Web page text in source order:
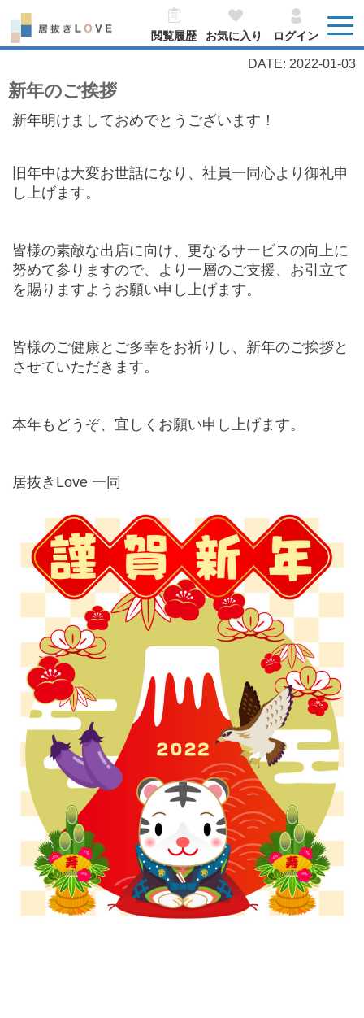
閲覧履歴 お気に入り ログイン
DATE: 2022-01-03
新年のご挨拶
新年明けましておめでとうございます！
旧年中は大変お世話になり、社員一同心より御礼申
し上げます。
皆様の素敵な出店に向け、 更なるサービスの向上に
努めて参りますので、より一層のご支援、お引立て
を賜りますようお願い申し上げます。
皆様のご健康とご多幸をお祈りし、新年のご挨拶と
させていただきます。
本年もどうぞ、宜しくお願い申し上げます。
居抜きLove 一同